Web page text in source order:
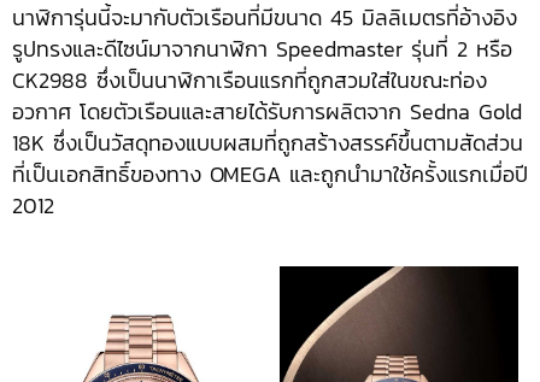
นาฬิการุ่นนี้จะมากับตัวเรือนที่มีขนาด 45 มิลลิเมตรที่อ้างอิง
รูปทรงและดีไซน์มาจากนาฬิกา Speedmaster รุ่นที่ 2 หรือ
CK2988 ซึ่งเป็นนาฬิกาเรือนแรกที่ถูกสวมใส่ในขณะท่อง
อวกาศ โดยตัวเรือนและสายได้รับการผลิตจาก Sedna Gold
18K ซึ่งเป็นวัสดุทองแบบผสมที่ถูกสร้างสรรค์ขึ้นตามสัดส่วน
ที่เป็นเอกสิทธิ์ของทาง OMEGA และถูกนำมาใช้ครั้งแรกเมื่อปี
2012